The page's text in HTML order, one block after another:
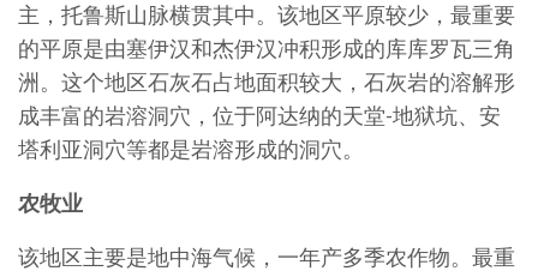
主，托鲁斯山脉横贯其中。该地区平原较少，最重要
的平原是由塞伊汉和杰伊汉冲积形成的库库罗瓦三角
洲。这个地区石灰石占地面积较大，石灰岩的溶解形
成丰富的岩溶洞穴，位于阿达纳的天堂-地狱坑、安
塔利亚洞穴等都是岩溶形成的洞穴。
农牧业
该地区主要是地中海气候，一年产多季农作物。最重